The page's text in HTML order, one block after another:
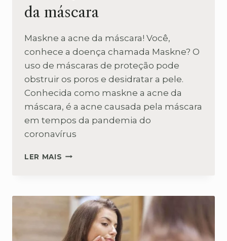
da máscara
Maskne a acne da máscara! Você,
conhece a doença chamada Maskne? O
uso de máscaras de proteção pode
obstruir os poros e desidratar a pele.
Conhecida como maskne a acne da
máscara, é a acne causada pela máscara
em tempos da pandemia do
coronavírus
LER MAIS CONHEÇA:
DA
MÁSCARA